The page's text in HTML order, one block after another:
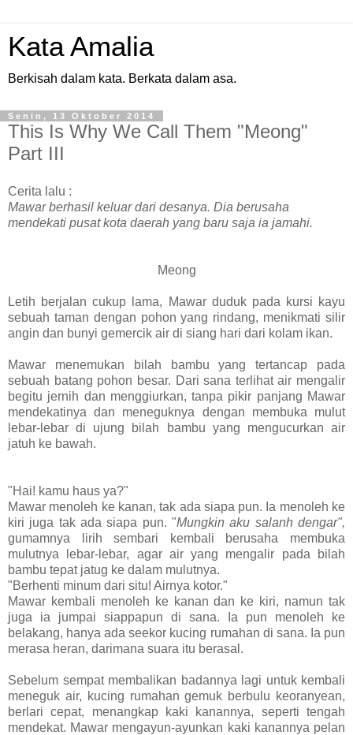
Kata Amalia
Berkisah dalam kata. Berkata dalam asa.
Senin, 13 Oktober 2014
This Is Why We Call Them "Meong"
Part III
Cerita lalu :
Mawar berhasil keluar dari desanya. Dia berusaha
mendekati pusat kota daerah yang baru saja ia jamahi.
Meong
Letih berjalan cukup lama, Mawar duduk pada kursi kayu
sebuah taman dengan pohon yang rindang, menikmati silir
angin dan bunyi gemercik air di siang hari dari kolam ikan.
Mawar menemukan bilah bambu yang tertancap pada
sebuah batang pohon besar. Dari sana terlihat air mengalir
begitu jernih dan menggiurkan, tanpa pikir panjang Mawar
mendekatinya dan meneguknya dengan membuka mulut
lebar-lebar di ujung bilah bambu yang mengucurkan air
jatuh ke bawah.
"Hai! kamu haus ya?"
Mawar menoleh ke kanan, tak ada siapa pun. Ia menoleh ke
kiri juga tak ada siapa pun. "Mungkin aku salanh dengar",
gumamnya lirih sembari kembali berusaha membuka
mulutnya lebar-lebar, agar air yang mengalir pada bilah
bambu tepat jatug ke dalam mulutnya.
"Berhenti minum dari situ! Airnya kotor."
Mawar kembali menoleh ke kanan dan ke kiri, namun tak
juga ia jumpai siappapun di sana. Ia pun menoleh ke
belakang, hanya ada seekor kucing rumahan di sana. Ia pun
merasa heran, darimana suara itu berasal.
Sebelum sempat membalikan badannya lagi untuk kembali
meneguk air, kucing rumahan gemuk berbulu keoranyean,
berlari cepat, menangkap kaki kanannya, seperti tengah
mendekat. Mawar mengayun-ayunkan kaki kanannya pelan